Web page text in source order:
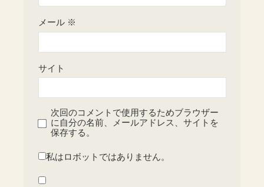
メール ※
サイト
次回のコメントで使用するためブラウザー
に自分の名前、メールアドレス、サイトを
保存する。
私はロボットではありません。